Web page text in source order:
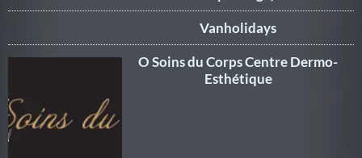
Vanholidays
O Soins du Corps Centre Dermo-
Esthétique